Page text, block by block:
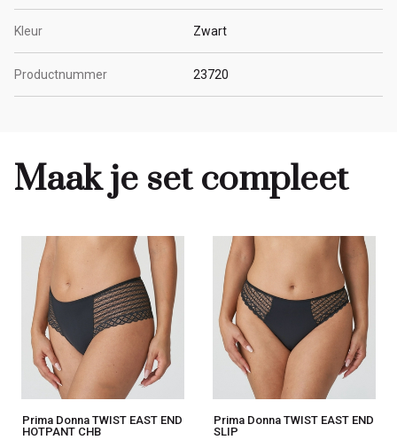
Kleur Zwart
Productnummer 23720
Maak je set compleet
Prima Donna TWIST EAST END
HOTPANT CHB
Prima Donna TWIST EAST END
SLIP